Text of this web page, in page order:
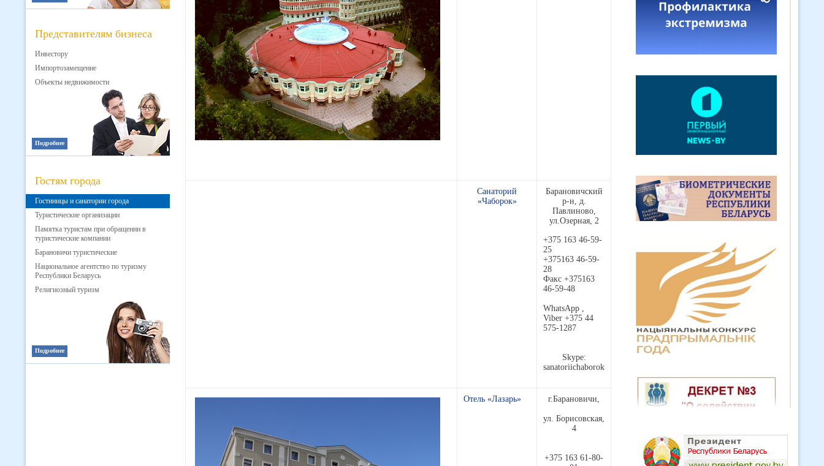
Представителям бизнеса
Инвестору
Импортозамещение
Объекты недвижимости
Подробнее
Гостям города
Гостиницы и санатории города
Туристические организации
Памятка туристам при обращении в
туристические компании
Барановичи туристические
Национальное агентство по туризму
Республики Беларусь
Религиозный туризм
Подробнее
Санаторий
«Чаборок»
Барановичский
р-н, д.
Павлиново,
ул.Озерная, 2
+375 163 46-59-
25
+375163 46-59-
28
Факс +375163
46-59-48
WhatsApp ,
Viber +375 44
575-1287
Skype:
sanatoriichaborok
Отель «Лазарь» г.Барановичи,
ул. Борисовская,
4
+375 163 61-80-